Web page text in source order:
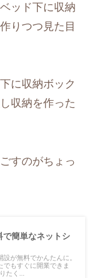
ッド下に収納
りつつ見た目
に収納ボック
収納を作った
すのがちょっ
で簡単なネットシ
が無料でかんたんに。
でもすぐに開業できま
たく...